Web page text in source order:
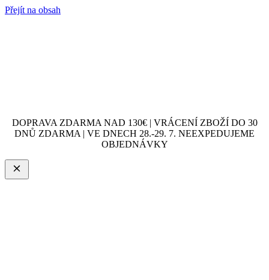
Přejít na obsah
DOPRAVA ZDARMA NAD 130€ | VRÁCENÍ ZBOŽÍ DO 30
DNŮ ZDARMA | VE DNECH 28.-29. 7. NEEXPEDUJEME
OBJEDNÁVKY